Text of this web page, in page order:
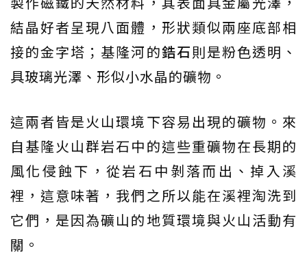
結晶好者呈現八面體，形狀類似兩座底部相
接的金字塔；基隆河的鋯石則是粉色透明、
具玻璃光澤、形似小水晶的礦物。
這兩者皆是火山環境下容易出現的礦物。來
自基隆火山群岩石中的這些重礦物在長期的
風化侵蝕下，從岩石中剝落而出、掉入溪
裡，這意味著，我們之所以能在溪裡淘洗到
它們，是因為礦山的地質環境與火山活動有
關。